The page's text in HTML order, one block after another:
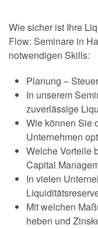
Wie sicher ist Ihre
Flow: Seminare in
notwendigen Skills:
Planung –
In unserem
zuverlässige
Wie können Sie
Unternehmen
Welche Vorteile
Capital
In vielen
Mit welchen
heben und